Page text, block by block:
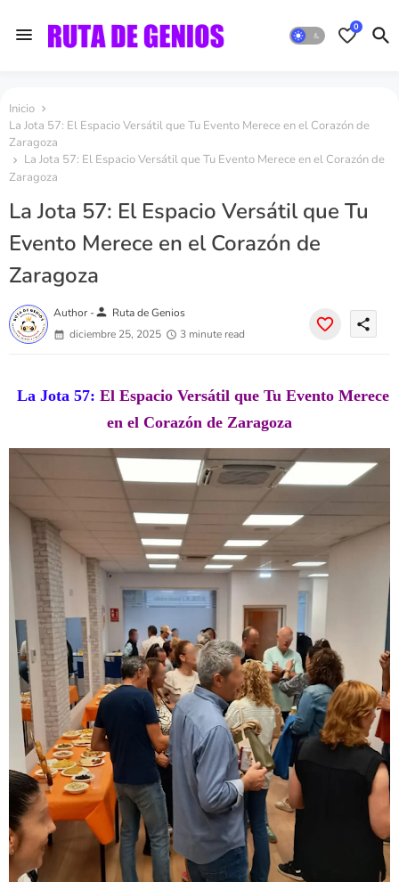
0
Inicio
La Jota 57: El Espacio Versátil que Tu Evento Merece en el Corazón de
Zaragoza
La Jota 57: El Espacio Versátil que Tu Evento Merece en el Corazón de
Zaragoza
La Jota 57: El Espacio Versátil que Tu
Evento Merece en el Corazón de
Zaragoza
Author -person Ruta de Genios
diciembre 25, 2025
3 minute read
share
La Jota 57: El Espacio Versátil que Tu Evento Merece
en el Corazón de Zaragoza